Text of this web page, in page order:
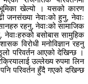
भूमिका खेल्यो । यसको कारण
जनसंख्या नेवाःको हुनु, नेवाः
रहनु, नेवाःको सामाजिक
बसोबास सामुहिक
विरोधी मनोविज्ञान रहनु
परिवर्तन आएको देखिन्छ ।
उल्लेख्य रुपमा लिन
परिवर्तन हुँदै गएको दखिन्छ